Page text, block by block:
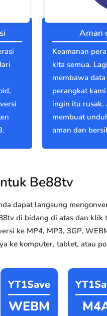
Aman
Keamanan
kita semua.
membawa
perangkat
ingin itu rusak.
membuat
aman dan
Be88tv
dapat langsung
di bidang di atas dan klik
ke MP4, MP3, 3GP,
ke komputer, tablet, atau
YT1Save
WEBM